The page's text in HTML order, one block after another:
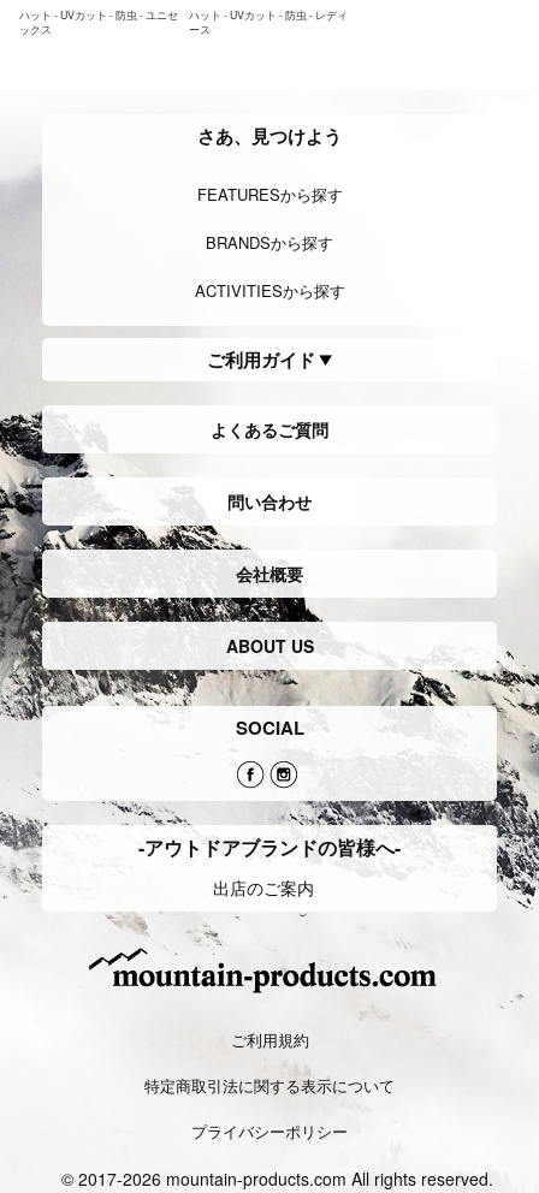
ハット - UVカット - 防虫 - ユニセ
ックス
ハット - UVカット - 防虫 - レディ
ース
さあ、見つけよう
FEATURESから探す
BRANDSから探す
ACTIVITIESから探す
ご利用ガイド
よくあるご質問
問い合わせ
会社概要
ABOUT US
SOCIAL
-アウトドアブランドの皆様へ-
出店のご案内
ご利用規約
特定商取引法に関する表示について
プライバシーポリシー
© 2017-2026 mountain-products.com All rights reserved.